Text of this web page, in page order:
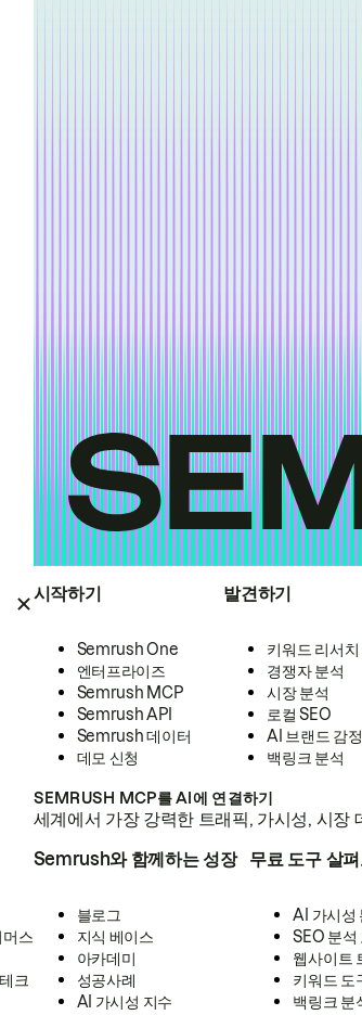
시작하기
Semrush One
엔터프라이즈
Semrush MCP
Semrush API
Semrush 데이터
데모 신청
발견하기
키워드 리서치
경쟁자 분석
시장 분석
로컬 SEO
AI 브랜드 감정
백링크 분석
SEMRUSH MCP를 AI에 연결하기
세계에서 가장 강력한 트래픽, 가시성, 시
머스
크
Semrush와 함께하는 성장
블로그
지식 베이스
아카데미
성공사례
AI 가시성 지수
무료 도구 살
AI 가시성
SEO 분석
웹사이트
키워드 도
백링크 분